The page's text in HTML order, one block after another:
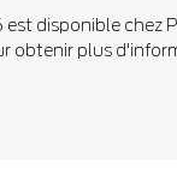
est disponible
obtenir plus